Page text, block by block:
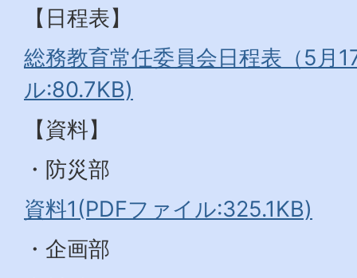
【日程表】
総務教育常任委員会日程表（5月
ル:80.7KB)
【資料】
・防災部
資料1(PDFファイル:325.1KB)
・企画部